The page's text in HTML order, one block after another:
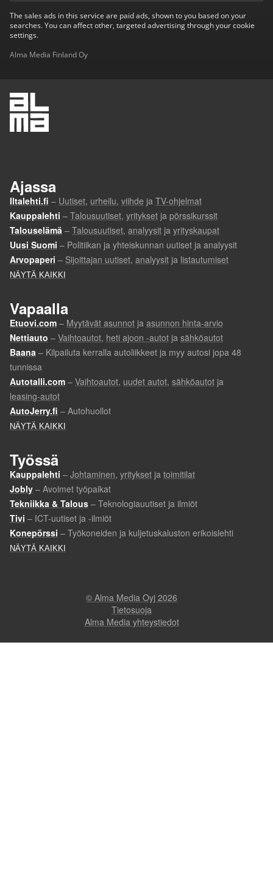
The sales ads in this service are paid ads, shown to you based on your
searches. You can affect other, targeted advertising through your cookie
settings.
Alma Media Finland Oy